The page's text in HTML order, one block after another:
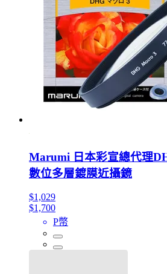
Marumi 日本彩宣總代理
數位多層鍍膜近攝鏡
$1,029
$1,700
P幣